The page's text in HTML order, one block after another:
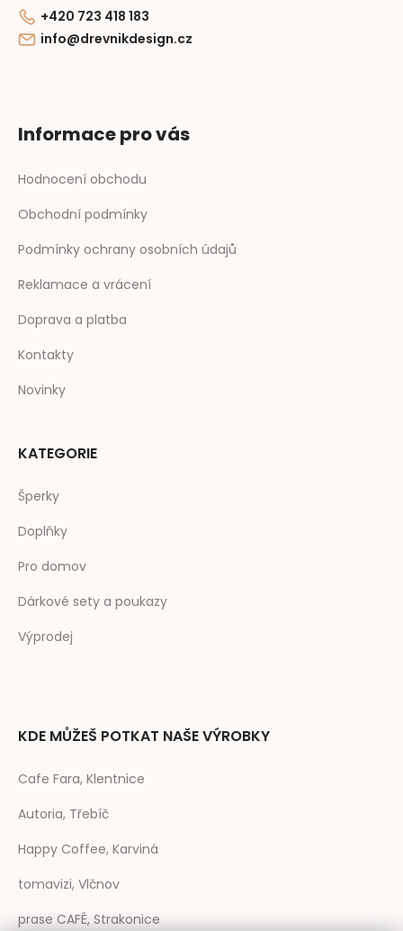
+420 723 418 183
info@drevnikdesign.cz
Informace pro vás
Hodnocení obchodu
Obchodní podmínky
Podmínky ochrany osobních údajů
Reklamace a vrácení
Doprava a platba
Kontakty
Novinky
KATEGORIE
Šperky
Doplňky
Pro domov
Dárkové sety a poukazy
Výprodej
KDE MŮŽEŠ POTKAT NAŠE VÝROBKY
Cafe Fara, Klentnice
Autoria, Třebíč
Happy Coffee, Karviná
tomavizi, Vlčnov
prase CAFÉ, Strakonice